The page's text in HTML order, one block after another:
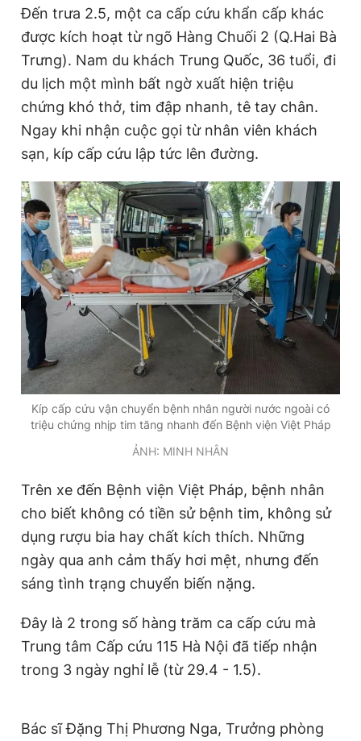
Đến trưa 2.5, một ca cấp cứu khẩn cấp khác
được kích hoạt từ ngõ Hàng Chuối 2 (Q.Hai Bà
Trưng). Nam du khách Trung Quốc, 36 tuổi, đi
du lịch một mình bất ngờ xuất hiện triệu
chứng khó thở, tim đập nhanh, tê tay chân.
Ngay khi nhận cuộc gọi từ nhân viên khách
sạn, kíp cấp cứu lập tức lên đường.
Kíp cấp cứu vận chuyển bệnh nhân người nước ngoài có
triệu chứng nhịp tim tăng nhanh đến Bệnh viện Việt Pháp
ẢNH: MINH NHÂN
Trên xe đến Bệnh viện Việt Pháp, bệnh nhân
cho biết không có tiền sử bệnh tim, không sử
dụng rượu bia hay chất kích thích. Những
ngày qua anh cảm thấy hơi mệt, nhưng đến
sáng tình trạng chuyển biến nặng.
Đây là 2 trong số hàng trăm ca cấp cứu mà
Trung tâm Cấp cứu 115 Hà Nội đã tiếp nhận
trong 3 ngày nghỉ lễ (từ 29.4 - 1.5).
Bác sĩ Đặng Thị Phương Nga, Trưởng phòng